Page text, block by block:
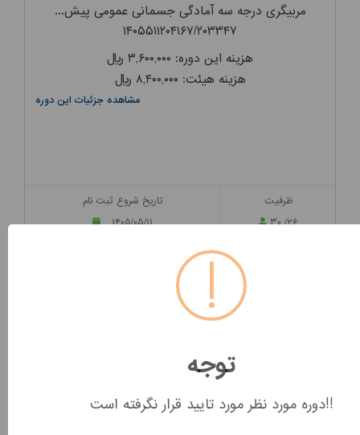
مربیگری درجه سه آمادگی جسمانی عمومی پیش...
۱۴۰۵۵۱۱۲۰۴۱۶۷/۲۰۳۳۴۷
هزینه این دوره: ۳,۶۰۰,۰۰۰
ریال
هزینه هیئت: ۸,۴۰۰,۰۰۰
ریال
مشاهده جزئیات این دوره
تاریخ شروع ثبت نام
۱۴۰۵/۰۵/۱۱
ظرفیت
۳۰ /۲۶
۱۴۰۵۵۱۱۲۰۴۱۶۸/۲۰۳۳۴۷
هزینه این دوره: ۳,۶۰۰,۰۰۰
هزینه هیئت: ۸,۴۰۰,۰۰۰
ریال
توجه
دوره مورد نظر مورد تایید قرار نگرفته است!!